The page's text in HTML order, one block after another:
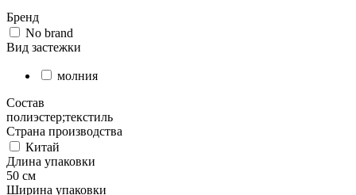
Бренд
No brand
Вид застежки
молния
Состав
полиэстер;текстиль
Страна производства
Китай
Длина упаковки
50 см
Ширина упаковки